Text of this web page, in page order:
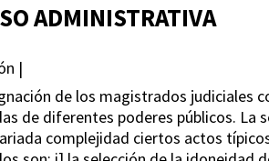
ADMINISTRATIVA
|
de los magistrados judiciales
de diferentes poderes públicos.
complejidad ciertos actos